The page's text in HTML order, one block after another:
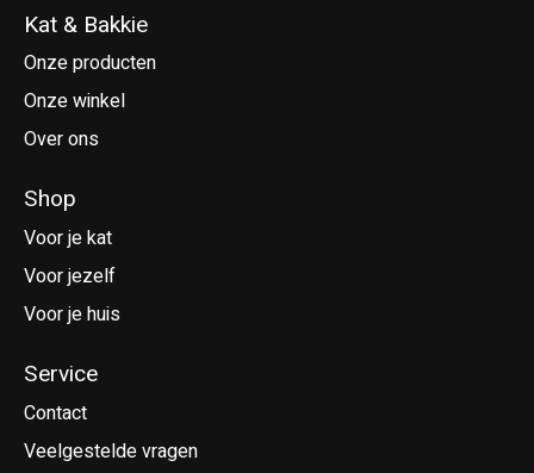
Kat & Bakkie
Onze producten
Onze winkel
Over ons
Shop
Voor je kat
Voor jezelf
Voor je huis
Service
Contact
Veelgestelde vragen